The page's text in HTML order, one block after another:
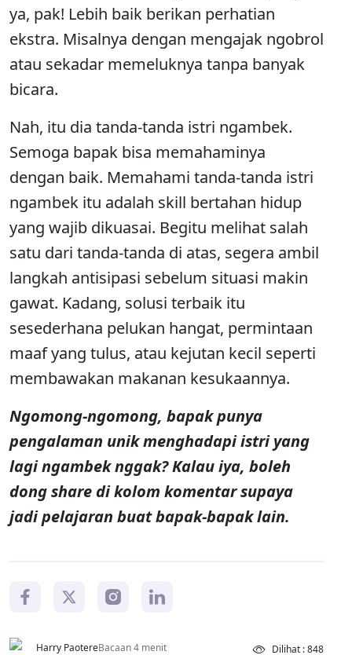
ya, pak! Lebih baik berikan perhatian
ekstra. Misalnya dengan mengajak ngobrol
atau sekadar memeluknya tanpa banyak
bicara.
Nah, itu dia tanda-tanda istri ngambek.
Semoga bapak bisa memahaminya
dengan baik. Memahami tanda-tanda istri
ngambek itu adalah skill bertahan hidup
yang wajib dikuasai. Begitu melihat salah
satu dari tanda-tanda di atas, segera ambil
langkah antisipasi sebelum situasi makin
gawat. Kadang, solusi terbaik itu
sesederhana pelukan hangat, permintaan
maaf yang tulus, atau kejutan kecil seperti
membawakan makanan kesukaannya.
Ngomong-ngomong, bapak punya
pengalaman unik menghadapi istri yang
lagi ngambek nggak? Kalau iya, boleh
dong share di kolom komentar supaya
jadi pelajaran buat bapak-bapak lain.
Harry PaotereBacaan 4 menit Dilihat : 848